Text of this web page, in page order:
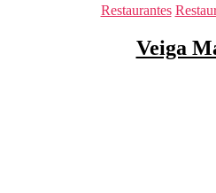
Restaurantes
Veiga